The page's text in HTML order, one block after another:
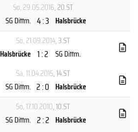
So, 29.05.2016, 20.ST
SG Dittm. 4 : 3 Halsbrücke
So, 21.09.2014, 3.ST
Halsbrücke 1 : 2 SG Dittm.
Sa, 11.04.2015, 14.ST
SG Dittm. 2 : 0 Halsbrücke
So, 17.10.2010, 10.ST
SG Dittm. 2 : 2 Halsbrücke